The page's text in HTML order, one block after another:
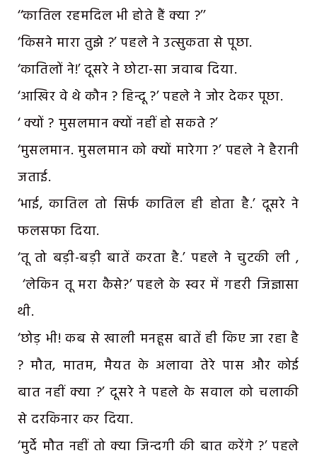
‘‘कातिल रहमदिल भी होते हैं क्या ?’’
‘किसने मारा तुझे ?’ पहले ने उत्सुकता से पूछा.
‘कातिलों ने!’ दूसरे ने छोटा-सा जवाब दिया.
‘आखिर वे थे कौन ? हिन्दू ?’ पहले ने जोर देकर पूछा.
‘ क्यों ? मुसलमान क्यों नहीं हो सकते ?’
‘मुसलमान. मुसलमान को क्यों मारेगा ?’ पहले ने हैरानी
जताई.
‘भाई, कातिल तो सिर्फ कातिल ही होता है.’ दूसरे ने
फलसफा दिया.
‘तू तो बड़ी-बड़ी बातें करता है.’ पहले ने चुटकी ली ,
‘लेकिन तू मरा कैसे?’ पहले के स्वर में गहरी जिज्ञासा
थी.
‘छोड़ भी! कब से खाली मनहूस बातें ही किए जा रहा है
? मौत, मातम, मैयत के अलावा तेरे पास और कोई
बात नहीं क्या ?’ दूसरे ने पहले के सवाल को चलाकी
से दरकिनार कर दिया.
‘मुर्दे मौत नहीं तो क्या जिन्दगी की बात करेंगे ?’ पहले